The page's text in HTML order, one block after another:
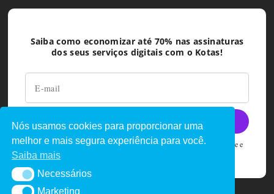
Saiba como economizar até 70% nas assinaturas
dos seus serviços digitais com o Kotas!
Ao deixar seu e-mail você concorda com as políticas de privacidade e
Nós usamos cookies para proporcionar uma
melhor e mais segura experiência para você.
Saiba mais
NecessáriosNecessários
Marketing